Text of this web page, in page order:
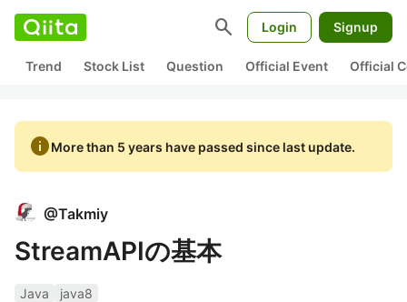
search Login Signup
Trend Stock List Question Official Event Official
infoMore than 5 years have passed since last update.
@Takmiy
StreamAPIの基本
Java
java8